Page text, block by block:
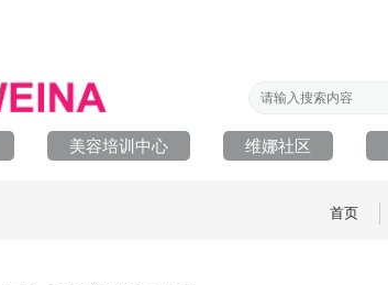
美容培训中心 维娜社区
首页